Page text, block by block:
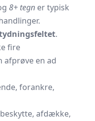
8+ tegn er typisk
.
fire
afprøve en ad
forankre,
afdække,